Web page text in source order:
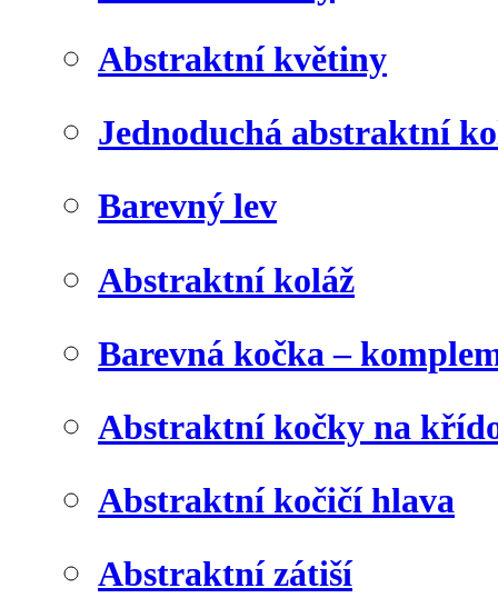
Abstraktní květiny
Jednoduchá abstraktní
Barevný lev
Abstraktní koláž
Barevná kočka –
Abstraktní kočky na
Abstraktní kočičí hlava
Abstraktní zátiší